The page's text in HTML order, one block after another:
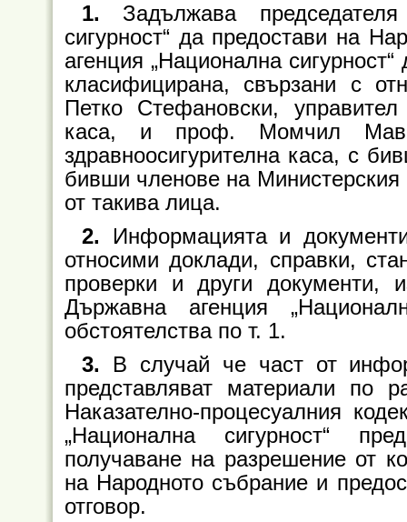
1. Задължава
сигурност“ да предостави на
агенция „Национална
класифицирана, свързани с
Петко Стефановски,
каса, и проф. Момчил
здравноосигурителна каса, с
бивши членове на Министерския
от такива лица.
2. Информацията и
относими доклади, справки,
проверки и други документи,
Държавна агенция
обстоятелства по т. 1.
3. В случай че част от
представляват материали по
Наказателно-процесуалния
„Национална сигурност“
получаване на разрешение от
на Народното събрание и
отговор.